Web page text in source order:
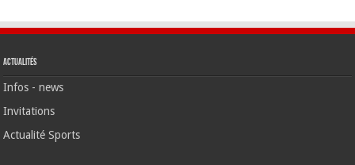
Actualités
Infos - news
Invitations
Actualité Sports